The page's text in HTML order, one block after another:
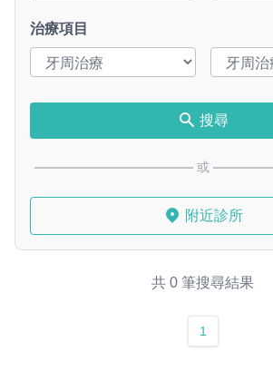
治療項目
搜尋
或
附近診所
共 0 筆搜尋結果
1